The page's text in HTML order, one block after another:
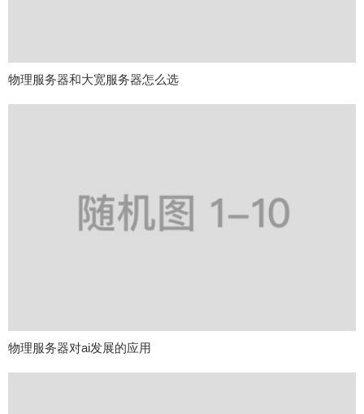
物理服务器和大宽服务器怎么选
物理服务器对ai发展的应用